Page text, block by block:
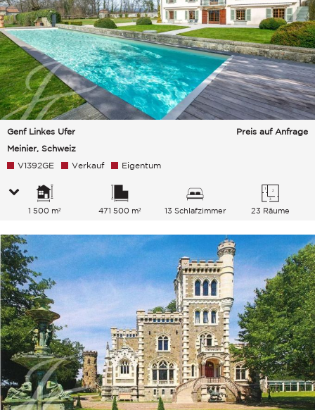
Genf Linkes Ufer
Meinier, Schweiz
Preis auf Anfrage
V1392GE Verkauf Eigentum
1 500 m² 471 500 m² 13 Schlafzimmer 23 Räume